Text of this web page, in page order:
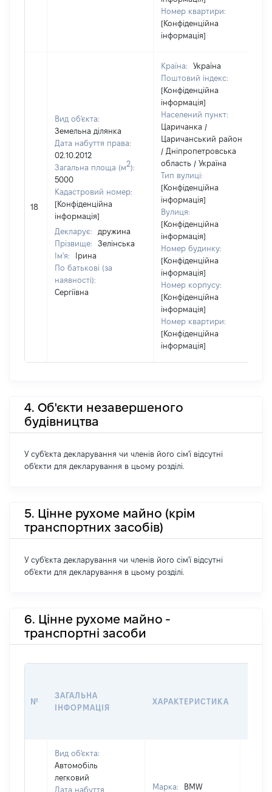
Номер квартири:
[Конфіденційна
інформація]
18
Вид об'єкта:
Земельна ділянка
Дата набуття права:
02.10.2012
Загальна площа (м2):
5000
Кадастровий номер:
[Конфіденційна
інформація]
Декларує:
дружина
Прізвище:
Зелінська
Ім'я:
Ірина
По батькові (за
наявності):
Сергіївна
Країна:
Україна
Поштовий індекс:
[Конфіденційна
інформація]
Населений пункт:
Царичанка /
Царичанський район
/ Дніпропетровська
область / Україна
Тип вулиці:
[Конфіденційна
інформація]
Вулиця:
[Конфіденційна
інформація]
Номер будинку:
[Конфіденційна
інформація]
Номер корпусу:
[Конфіденційна
інформація]
Номер квартири:
[Конфіденційна
інформація]
4. Об'єкти незавершеного
будівництва
У суб'єкта декларування чи членів його сім'ї відсутні
об'єкти для декларування в цьому розділі.
5. Цінне рухоме майно (крім
транспортних засобів)
У суб'єкта декларування чи членів його сім'ї відсутні
об'єкти для декларування в цьому розділі.
6. Цінне рухоме майно -
транспортні засоби
№
ЗАГАЛЬНА
ІНФОРМАЦІЯ
ХАРАКТЕРИСТИКА
Вид об'єкта:
Автомобіль
легковий
Дата набуття
Марка: BMW